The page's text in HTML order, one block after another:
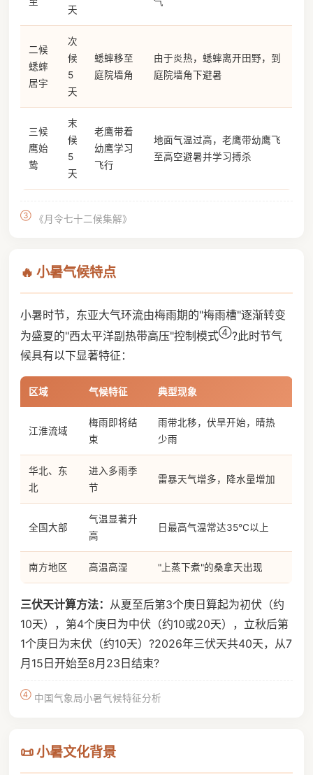
天
二候
蟋蟀
居宇
次
候
5
天
蟋蟀移至
庭院墙角
由于炎热，蟋蟀离开田野，到
庭院墙角下避暑
三候
鹰始
鸷
末
候
5
天
老鹰带着
幼鹰学习
飞行
地面气温过高，老鹰带幼鹰飞
至高空避暑并学习搏杀
③ 《月令七十二候集解》
🔥 小暑气候特点
小暑时节，东亚大气环流由梅雨期的"梅雨槽"逐渐转变
为盛夏的"西太平洋副热带高压"控制模式④?此时节气
候具有以下显著特征：
区域 气候特征 典型现象
江淮流域
梅雨即将结
束
雨带北移，伏旱开始，晴热
少雨
华北、东
北
进入多雨季
节
雷暴天气增多，降水量增加
全国大部
气温显著升
高
日最高气温常达35℃以上
南方地区 高温高湿 "上蒸下煮"的桑拿天出现
三伏天计算方法： 从夏至后第3个庚日算起为初伏（约
10天），第4个庚日为中伏（约10或20天），立秋后第
1个庚日为末伏（约10天）?2026年三伏天共40天，从7
月15日开始至8月23日结束?
④ 中国气象局小暑气候特征分析
📜 小暑文化背景